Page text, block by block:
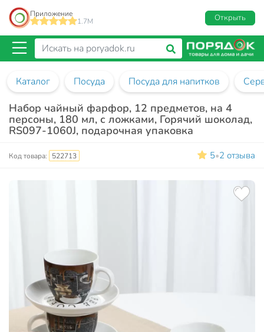
Приложение
1.7M
Открыть
Каталог Посуда Посуда для напитков
Набор чайный фарфор, 12 предметов, на 4
персоны, 180 мл, с ложками, Горячий шоколад,
RS097-1060J, подарочная упаковка
Код товара: 522713 5•2 отзыва